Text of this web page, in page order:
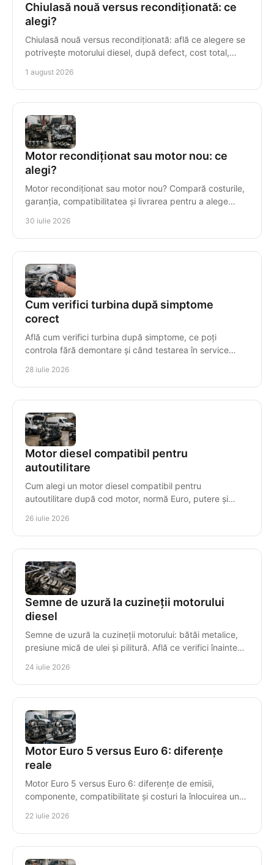
Chiulasă nouă versus recondiționată: ce
alegi?
Chiulasă nouă versus recondiționată: află ce alegere se
potrivește motorului diesel, după defect, cost total,
1 august 2026
Motor recondiționat sau motor nou: ce
alegi?
Motor recondiționat sau motor nou? Compară costurile,
garanția, compatibilitatea și livrarea pentru a alege
30 iulie 2026
Cum verifici turbina după simptome
corect
Află cum verifici turbina după simptome, ce poți
controla fără demontare și când testarea în service
28 iulie 2026
Motor diesel compatibil pentru
autoutilitare
Cum alegi un motor diesel compatibil pentru
autoutilitare după cod motor, normă Euro, putere și
staționare.
26 iulie 2026
Semne de uzură la cuzineții motorului
diesel
Semne de uzură la cuzineții motorului: bătăi metalice,
presiune mică de ulei și pilitură. Află ce verifici înainte
24 iulie 2026
Motor Euro 5 versus Euro 6: diferențe
reale
Motor Euro 5 versus Euro 6: diferențe de emisii,
componente, compatibilitate și costuri la înlocuirea unui
22 iulie 2026